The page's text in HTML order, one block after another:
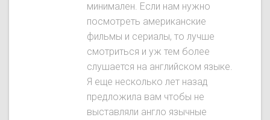
минимален. Если нам нужно
посмотреть американские
фильмы и сериалы, то лучше
смотриться и уж тем более
слушается на английском языке.
Я еще несколько лет назад
предложила вам чтобы не
выставляли англо язычные